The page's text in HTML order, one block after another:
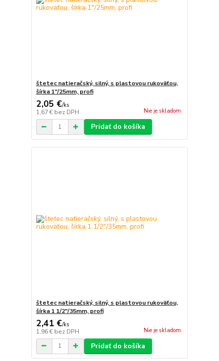
štetec natieračský, silný, s plastovou rukoväťou,
šírka 1"/25mm, profi
2,05 €/ks
1,67 € bez DPH Nie je skladom
Pridať do košíka
štetec natieračský, silný, s plastovou rukoväťou,
šírka 1 1/2"/35mm, profi
2,41 €/ks
1,96 € bez DPH Nie je skladom
Pridať do košíka